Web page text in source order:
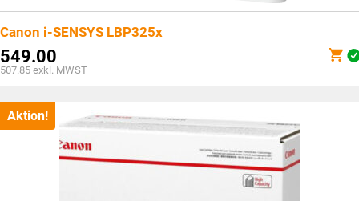
Canon i-SENSYS LBP325x
549.00
507.85 exkl. MWST
Aktion!